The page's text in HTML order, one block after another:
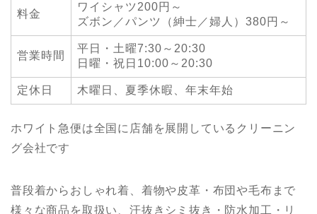
料金
ワイシャツ200円～
ズボン／パンツ（紳士／婦人）380円～
営業時間
平日・土曜7:30～20:30
日曜・祝日10:00～20:30
定休日 木曜日、夏季休暇、年末年始
ホワイト急便は全国に店舗を展開しているクリーニン
グ会社です
普段着からおしゃれ着、着物や皮革・布団や毛布まで
様々な商品を取扱い、汗抜きシミ抜き・防水加工・リ